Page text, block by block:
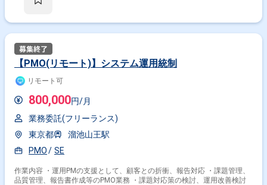
【PMO(リモート)】システム運用統制
リモート可
800,000円/月
業務委託(フリーランス)
東京都
溜池山王駅
PMO
SE
作業内容 ・運用PMの支援として、顧客との折衝、報告対応 ・課題管理、
品質管理、報告書作成等のPMO業務 ・課題対応策の検討、運用改善検討